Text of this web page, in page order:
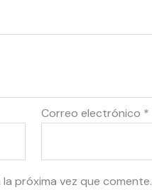
Correo electrónico *
próxima vez que comente.